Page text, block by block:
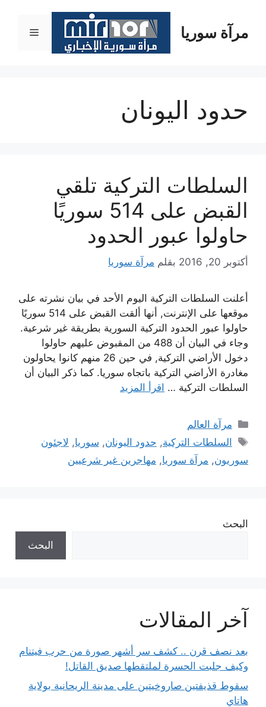
المحتوىمرآة سوريا القائمة
حدود اليونان
السلطات التركية تلقي
القبض على 514 سوريًا
حاولوا عبور الحدود
أكتوبر 20, 2016 بقلم مرآة سوريا
أعلنت السلطات التركية اليوم الأحد في بيان نشرته على
موقعها على الإنترنت, أنها ألقت القبض على 514 سوريًا
حاولوا عبور الحدود التركية السورية بطريقة غير شرعية.
وجاء في البيان أن 488 من المقبوض عليهم حاولوا
دخول الأراضي التركية, في حين 26 منهم كانوا يحاولون
مغادرة الأراضي التركية باتجاه سوريا. كما ذكر البيان أن
السلطات التركية … اقرأ المزيد
التصنيفات
مرآة العالم
الوسوم
السلطات التركية, حدود اليونان, سوريا, لاجئون
سوريون, مرآة سوريا, مهاجرين غير شرعيين
البحث
البحث
آخر المقالات
بعد نصف قرن .. كشف سر أشهر صورة من حرب فيتنام
وكيف جلبت الحسرة لملتقطها صديق القاتل!
سقوط قذيفتين صاروخيتين على مدينة الريحانية بولاية
هاتاي